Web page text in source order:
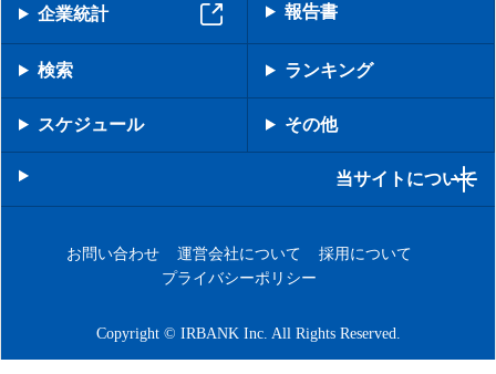
企業統計 報告書
検索 ランキング
スケジュール その他
当サイトについて
お問い合わせ 運営会社について
採用について
プライバシーポリシー
Copyright © IRBANK Inc. All Rights Reserved.